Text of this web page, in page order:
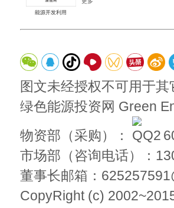
能源开发利用
图文未经授权不可用于
绿色能源投资网 Green
物资部（采购）：
市场部（咨询电话）：
董事长邮箱：
CopyRight (c)